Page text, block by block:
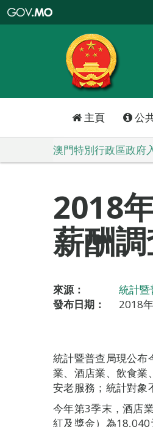
特
政
區
政
口
主頁 公
澳門特別行政區政府
2018
薪酬
來源：
統計暨
發布日期：
2018
統計暨普查局現公布
業、酒店業、飲食業
安老服務；統計對象
今年第3季末，酒店
紅及獎金）為